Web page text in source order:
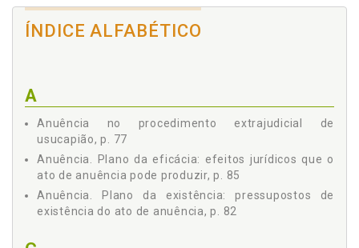
2.2 O CÓDIGO DE PROCESSO CIVIL DE 2015 E A
USUCAPIÃO EXTRAJUDICIAL, p. 43
2.4.1 A Anuência dos Titulares de Direitos Reais
Registrados ou Averbados na Matrícula do Imóvel, p.
59
2.4.2 A Anuência dos Confinantes, p. 60
2.4.3 A Anuência da Fazenda Pública Federal, Estadual
e Municipal, p. 61
2.4.4 A Ausência de Impugnação de Terceiros
ÍNDICE ALFABÉTICO
A
Anuência no procedimento extrajudicial de
usucapião, p. 77
Anuência. Plano da eficácia: efeitos jurídicos que o
ato de anuência pode produzir, p. 85
Anuência. Plano da existência: pressupostos de
existência do ato de anuência, p. 82